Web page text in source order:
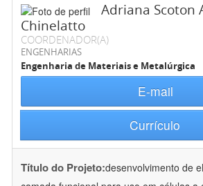
Adriana Scoton
Chinelatto
COORDENADOR(A)
ENGENHARIAS
Engenharia de Materiais e Metalúrgica
E-mail
Currículo
Título do Projeto:desenvolvimento de